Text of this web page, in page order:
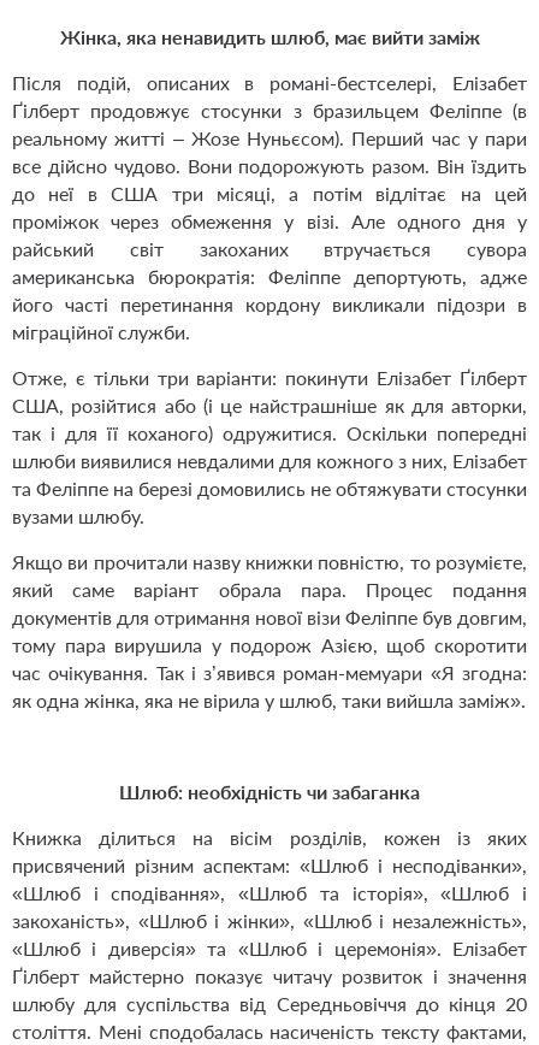
Жінка, яка ненавидить шлюб, має вийти заміж
Після подій, описаних в романі-бестселері, Елізабет
Ґілберт продовжує стосунки з бразильцем Феліппе (в
реальному житті – Жозе Нуньєсом). Перший час у пари
все дійсно чудово. Вони подорожують разом. Він їздить
до неї в США три місяці, а потім відлітає на цей
проміжок через обмеження у візі. Але одного дня у
райський світ закоханих втручається сувора
американська бюрократія: Феліппе депортують, адже
його часті перетинання кордону викликали підозри в
міграційної служби.
Отже, є тільки три варіанти: покинути Елізабет Ґілберт
США, розійтися або (і це найстрашніше як для авторки,
так і для її коханого) одружитися. Оскільки попередні
шлюби виявилися невдалими для кожного з них, Елізабет
та Феліппе на березі домовились не обтяжувати стосунки
вузами шлюбу.
Якщо ви прочитали назву книжки повністю, то розумієте,
який саме варіант обрала пара. Процес подання
документів для отримання нової візи Феліппе був довгим,
тому пара вирушила у подорож Азією, щоб скоротити
час очікування. Так і з’явився роман-мемуари «Я згодна:
як одна жінка, яка не вірила у шлюб, таки вийшла заміж».
Шлюб: необхідність чи забаганка
Книжка ділиться на вісім розділів, кожен із яких
присвячений різним аспектам: «Шлюб і несподіванки»,
«Шлюб і сподівання», «Шлюб та історія», «Шлюб і
закоханість», «Шлюб і жінки», «Шлюб і незалежність»,
«Шлюб і диверсія» та «Шлюб і церемонія». Елізабет
Ґілберт майстерно показує читачу розвиток і значення
шлюбу для суспільства від Середньовіччя до кінця 20
століття. Мені сподобалась насиченість тексту фактами,